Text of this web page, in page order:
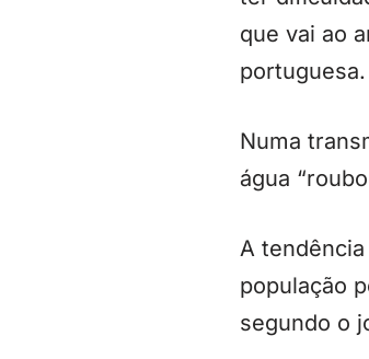
que vai ao
portuguesa.
Numa
água
A
população
segundo o